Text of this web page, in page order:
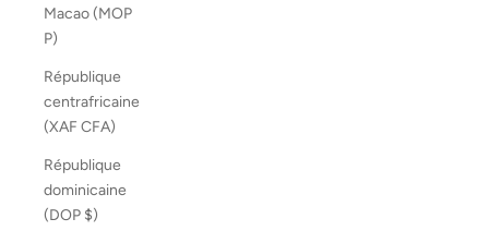
Macao (MOP
P)
République
centrafricaine
(XAF CFA)
République
dominicaine
(DOP $)